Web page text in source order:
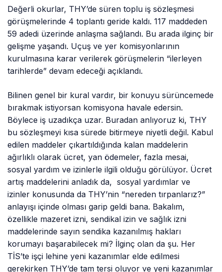
Değerli okurlar, THY’de süren toplu iş sözleşmesi
görüşmelerinde 4 toplantı geride kaldı. 117 maddeden
59 adedi üzerinde anlaşma sağlandı. Bu arada ilginç bir
gelişme yaşandı. Uçuş ve yer komisyonlarının
kurulmasına karar verilerek görüşmelerin “ilerleyen
tarihlerde” devam edeceği açıklandı.
Bilinen genel bir kural vardır, bir konuyu sürüncemede
bırakmak istiyorsan komisyona havale edersin.
Böylece iş uzadıkça uzar. Buradan anlıyoruz ki, THY
bu sözleşmeyi kısa sürede bitirmeye niyetli değil. Kabul
edilen maddeler çıkartıldığında kalan maddelerin
ağırlıklı olarak ücret, yan ödemeler, fazla mesai,
sosyal yardım ve izinlerle ilgili olduğu görülüyor. Ücret
artış maddelerini anladık da, sosyal yardımlar ve
izinler konusunda da THY’nin “nereden tırpanlarız?”
anlayışı içinde olması garip geldi bana. Bakalım,
özellikle mazeret izni, sendikal izin ve sağlık izni
maddelerinde sayın sendika kazanılmış hakları
korumayı başarabilecek mi? İlginç olan da şu. Her
TİS’te işçi lehine yeni kazanımlar elde edilmesi
gerekirken THY’de tam tersi oluyor ve yeni kazanımlar